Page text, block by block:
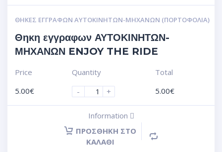
ΘΉΚΕΣ ΕΓΓΡΆΦΩΝ ΑΥΤΟΚΙΝΗΤΩΝ-ΜΗΧΑΝΩΝ (ΠΟΡΤΟΦΌΛΙΑ)
Θηκη εγγραφων ΑΥΤΟΚΙΝΗΤΩΝ-
ΜΗΧΑΝΩΝ ENJOY THE RIDE
Price
5.00€
Quantity
-
+
Total
5.00€
Information
ΠΡΟΣΘΉΚΗ ΣΤΟ
ΚΑΛΆΘΙ